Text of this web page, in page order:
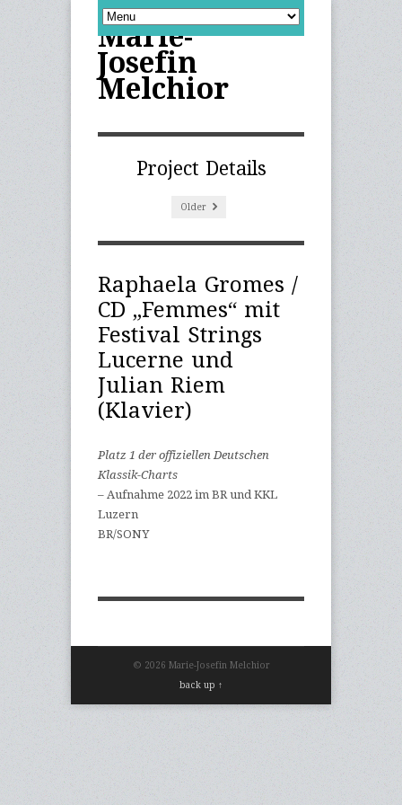
Marie-
Josefin
Melchior
Project Details
Older
Raphaela Gromes /
CD „Femmes“ mit
Festival Strings
Lucerne und
Julian Riem
(Klavier)
Platz 1 der offiziellen Deutschen
Klassik-Charts
– Aufnahme 2022 im BR und KKL
Luzern
BR/SONY
© 2026 Marie-Josefin Melchior
back up ↑